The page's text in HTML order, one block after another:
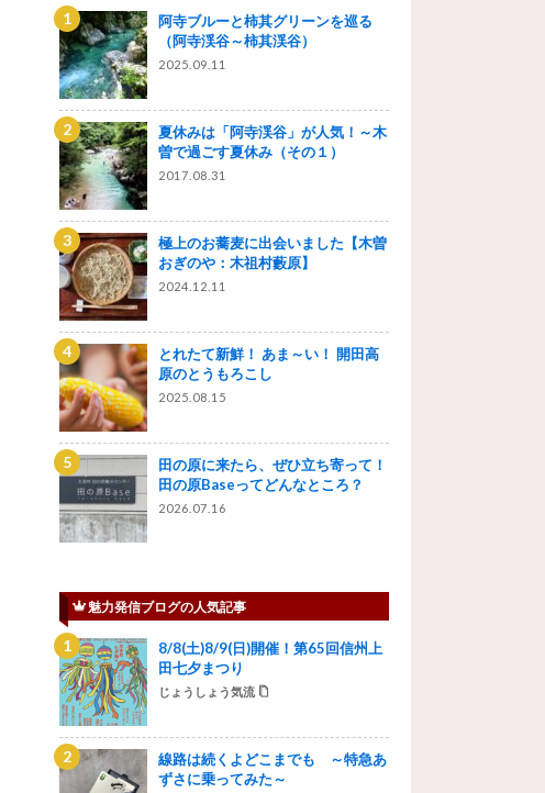
阿寺ブルーと柿其グリーンを巡る
（阿寺渓谷～柿其渓谷）
2025.09.11
夏休みは「阿寺渓谷」が人気！～木
曽で過ごす夏休み（その１）
2017.08.31
極上のお蕎麦に出会いました【木曽
おぎのや：木祖村藪原】
2024.12.11
とれたて新鮮！ あま～い！ 開田高
原のとうもろこし
2025.08.15
田の原に来たら、ぜひ立ち寄って！
田の原Baseってどんなところ？
2026.07.16
魅力発信ブログの人気記事
8/8(土)8/9(日)開催！第65回信州上
田七夕まつり
じょうしょう気流
線路は続くよどこまでも ～特急あ
ずさに乗ってみた～